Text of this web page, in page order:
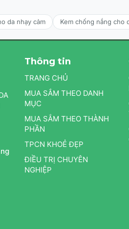
da nhạy cảm Kem chống nắng cho
Thông tin
TRANG CHỦ
MUA SẮM THEO DANH
MỤC
MUA SẮM THEO THÀNH
PHẦN
TPCN KHOẺ ĐẸP
ĐIỀU TRỊ CHUYÊN
NGHIỆP